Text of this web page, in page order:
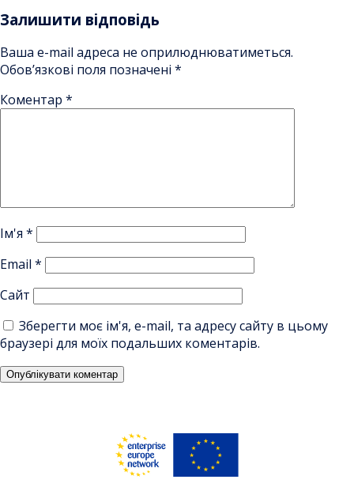
Залишити відповідь
Ваша e-mail адреса не оприлюднюватиметься.
Обов’язкові поля позначені *
Коментар *
Ім'я *
Email *
Сайт
Зберегти моє ім'я, e-mail, та адресу сайту в цьому
браузері для моїх подальших коментарів.